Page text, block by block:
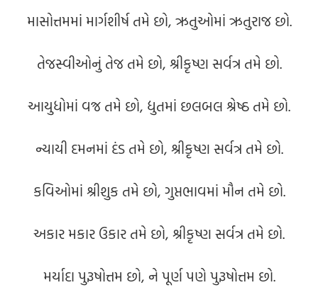
માસોત્તમમાં માર્ગશીર્ષ તમે છો, ઋતુઓમાં ઋતુરાજ છો.
તેજસ્વીઓનું તેજ તમે છો, શ્રીકૃષ્ણ સર્વત્ર તમે છો.
આયુધોમાં વજ્ર તમે છો, દ્યુતમાં છલબલ શ્રેષ્ઠ તમે છો.
ન્યાયી દમનમાં દંડ તમે છો, શ્રીકૃષ્ણ સર્વત્ર તમે છો.
કવિઓમાં શ્રીશુક તમે છો, ગુપ્તભાવમાં મૌન તમે છો.
અકાર મકાર ઉકાર તમે છો, શ્રીકૃષ્ણ સર્વત્ર તમે છો.
મર્યાદા પુરૂષોત્તમ છો, ને પૂર્ણ પણે પુરૂષોત્તમ છો.